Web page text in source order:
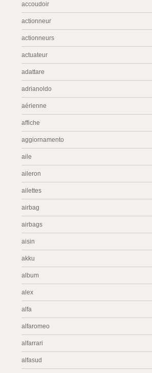
accoudoir
actionneur
actionneurs
actuateur
adattare
adrianoldo
aérienne
affiche
aggiornamento
aile
aileron
ailettes
airbag
airbags
aisin
akku
album
alex
alfa
alfaromeo
alfarrari
alfasud